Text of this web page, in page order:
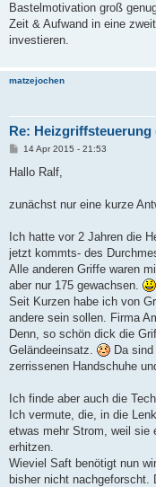
Bastelmotivation groß
Zeit & Aufwand in eine
investieren.
matzejochen
Re: Heizgriffsteuerung
B
i
a
14 Apr 2015 - 21:53
Hallo Ralf,
zunächst nur eine kurze
Ich hatte vor 2 Jahren die
jetzt kommts- des
Alle anderen Griffe waren
aber nur 175 gewachsen.
Seit Kurzen habe ich von
andere sein sollen. Firma
Denn, so schön dick die
Geländeeinsatz.
Da
zerrissenen Handschuhe
Ich finde aber auch die
Ich vermute, die, in die
etwas mehr Strom, weil sie
erhitzen.
Wieviel Saft benötigt nun
bisher nicht nachgeforscht.